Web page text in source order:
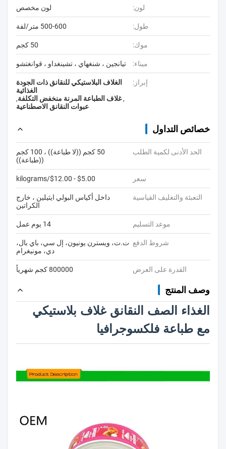
لون: لون مخصص
طول: 500-600 متر/لفة
موك: 50 كجم
ميناء: تيانجين ، شنغهاي ، تشينغداو ، قوانغتشو
إبراز:
الغلاف البلاستيكي للنقانق ذات الجودة
الغذائية
,غلاف الطباعة المرنة منخفض التكلفة,
عبوات النقانق الاصطناعية
خصائص التداول
الحد الأدنى لكمية الطلب
50 كجم ((لا طباعة)) ، 100 كجم
((طباعة))
سعر $5.00 - $12.00/kilograms
التعبئة والتغليف القياسية
داخل أكياس البولي ايثيلين ، خارج
الكراتين
موعد التسليم 14 يوم عمل
شروط الدفع ت.ت، ويسترن يونيون، إل سي، باي بال،
دي، مونيغرام
القدرة على العرض 800000 كجم شهرياً
وصف المنتج
الغذاء الصف النقانق غلاف بلاستيكي
مع طباعة فلكسوجرافيا